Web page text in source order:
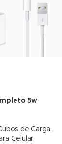
5w
de Carga,
Celular